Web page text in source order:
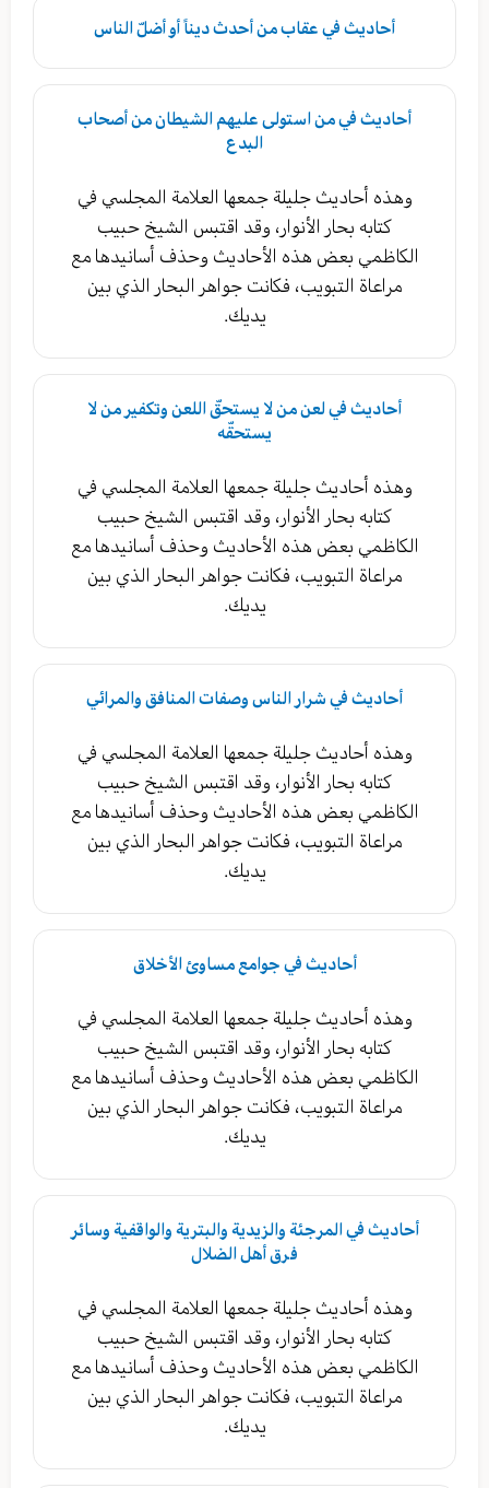
أحاديث في عقاب من أحدث ديناً أو أضلّ الناس
أحاديث في من استولى عليهم الشيطان من أصحاب
البدع
وهذه أحاديث جليلة جمعها العلامة المجلسي في
كتابه بحار الأنوار، وقد اقتبس الشيخ حبيب
الكاظمي بعض هذه الأحاديث وحذف أسانيدها مع
مراعاة التبويب، فكانت جواهر البحار الذي بين
يديك.
أحاديث في لعن من لا يستحقّ اللعن وتكفير من لا
يستحقّه
وهذه أحاديث جليلة جمعها العلامة المجلسي في
كتابه بحار الأنوار، وقد اقتبس الشيخ حبيب
الكاظمي بعض هذه الأحاديث وحذف أسانيدها مع
مراعاة التبويب، فكانت جواهر البحار الذي بين
يديك.
أحاديث في شرار الناس وصفات المنافق والمرائي
وهذه أحاديث جليلة جمعها العلامة المجلسي في
كتابه بحار الأنوار، وقد اقتبس الشيخ حبيب
الكاظمي بعض هذه الأحاديث وحذف أسانيدها مع
مراعاة التبويب، فكانت جواهر البحار الذي بين
يديك.
أحاديث في جوامع مساوئ الأخلاق
وهذه أحاديث جليلة جمعها العلامة المجلسي في
كتابه بحار الأنوار، وقد اقتبس الشيخ حبيب
الكاظمي بعض هذه الأحاديث وحذف أسانيدها مع
مراعاة التبويب، فكانت جواهر البحار الذي بين
يديك.
أحاديث في المرجئة والزيدية والبترية والواقفية وسائر
فرق أهل الضلال
وهذه أحاديث جليلة جمعها العلامة المجلسي في
كتابه بحار الأنوار، وقد اقتبس الشيخ حبيب
الكاظمي بعض هذه الأحاديث وحذف أسانيدها مع
مراعاة التبويب، فكانت جواهر البحار الذي بين
يديك.